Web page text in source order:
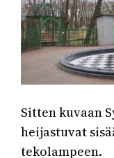
Sitten kuvaan
heijastuvat
tekolampeen.